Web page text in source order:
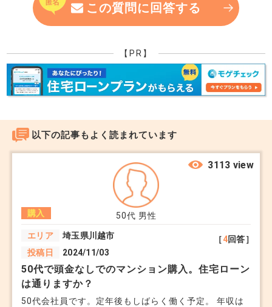
このような場合でも売出し価格や成約価格の決定権
は所有者にありますから、媒介業者には対応のしよ
うがないのです。駆け引きかどうかは判断しかねま
すが、4,280万円でも欲しい物件か否か、冷静に判
断されることをお勧めします。
この質問に回答する
【PR】
以下の記事もよく読まれています
50代 男性
購入
エリア
埼玉県川越市
投稿日
2024/11/03
［4回答］
3113 view
50代で頭金なしでのマンション購入。住宅ローン
は通りますか？
50代会社員です。定年後もしばらく働く予定。 年収は